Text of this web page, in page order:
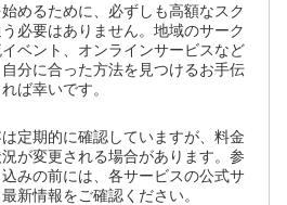
めるために、必ずしも高額なスク
必要はありません。地域のサーク
イベント、オンラインサービスなど
自分に合った方法を見つけるお手伝
ば幸いです。
定期的に確認していますが、料金
が変更される場合があります。参
みの前には、各サービスの公式サ
新情報をご確認ください。